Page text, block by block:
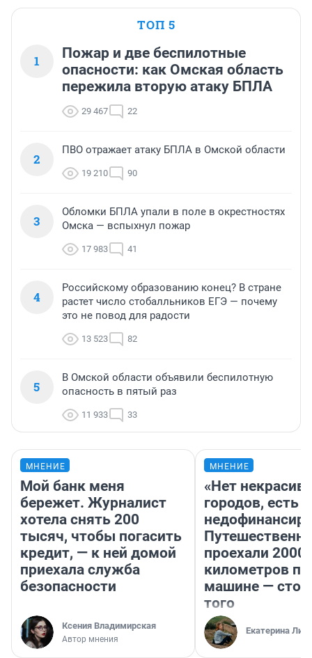
ТОП 5
1
Пожар и две беспилотные
опасности: как Омская область
пережила вторую атаку БПЛА
29 467 22
2
ПВО отражает атаку БПЛА в Омской области
19 210 90
3
Обломки БПЛА упали в поле в окрестностях
Омска — вспыхнул пожар
17 983 41
4
Российскому образованию конец? В стране
растет число стобалльников ЕГЭ — почему
это не повод для радости
13 523 82
5
В Омской области объявили беспилотную
опасность в пятый раз
11 933 33
МНЕНИЕ
Мой банк меня
бережет. Журналист
хотела снять 200
тысяч, чтобы погасить
кредит, — к ней домой
приехала служба
безопасности
Ксения Владимирская
Автор мнения
МНЕНИЕ
«Нет
городов, есть
проехали 2000
километров по
машине —
того
Екатерина